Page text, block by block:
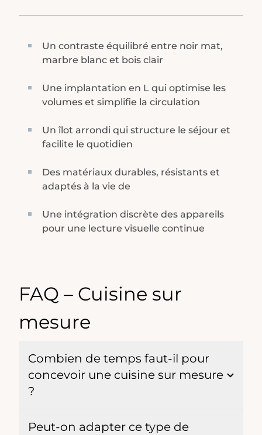
Un contraste équilibré entre noir mat,
marbre blanc et bois clair
Une implantation en L qui optimise les
volumes et simplifie la circulation
Un îlot arrondi qui structure le séjour et
facilite le quotidien
Des matériaux durables, résistants et
adaptés à la vie de
Une intégration discrète des appareils
pour une lecture visuelle continue
FAQ – Cuisine sur
mesure
Combien de temps faut-il pour
concevoir une cuisine sur mesure
?
Peut-on adapter ce type de